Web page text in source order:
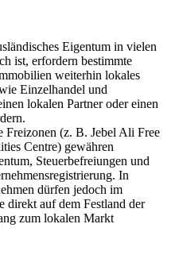
Eigentum in vielen
ist, erfordern bestimmte
weiterhin lokales
Einzelhandel und
lokalen Partner oder einen
Freizonen (z. B. Jebel Ali Free
Centre) gewähren
Steuerbefreiungen und
In
dürfen jedoch im
direkt auf dem Festland der
zum lokalen Markt